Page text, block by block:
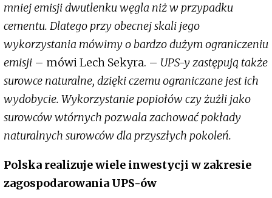
mniej emisji dwutlenku węgla niż w przypadku
cementu. Dlatego przy obecnej skali jego
wykorzystania mówimy o bardzo dużym ograniczeniu
emisji – mówi Lech Sekyra. – UPS-y zastępują także
surowce naturalne, dzięki czemu ograniczane jest ich
wydobycie. Wykorzystanie popiołów czy żużli jako
surowców wtórnych pozwala zachować pokłady
naturalnych surowców dla przyszłych pokoleń.
Polska realizuje wiele inwestycji w zakresie
zagospodarowania UPS-ów